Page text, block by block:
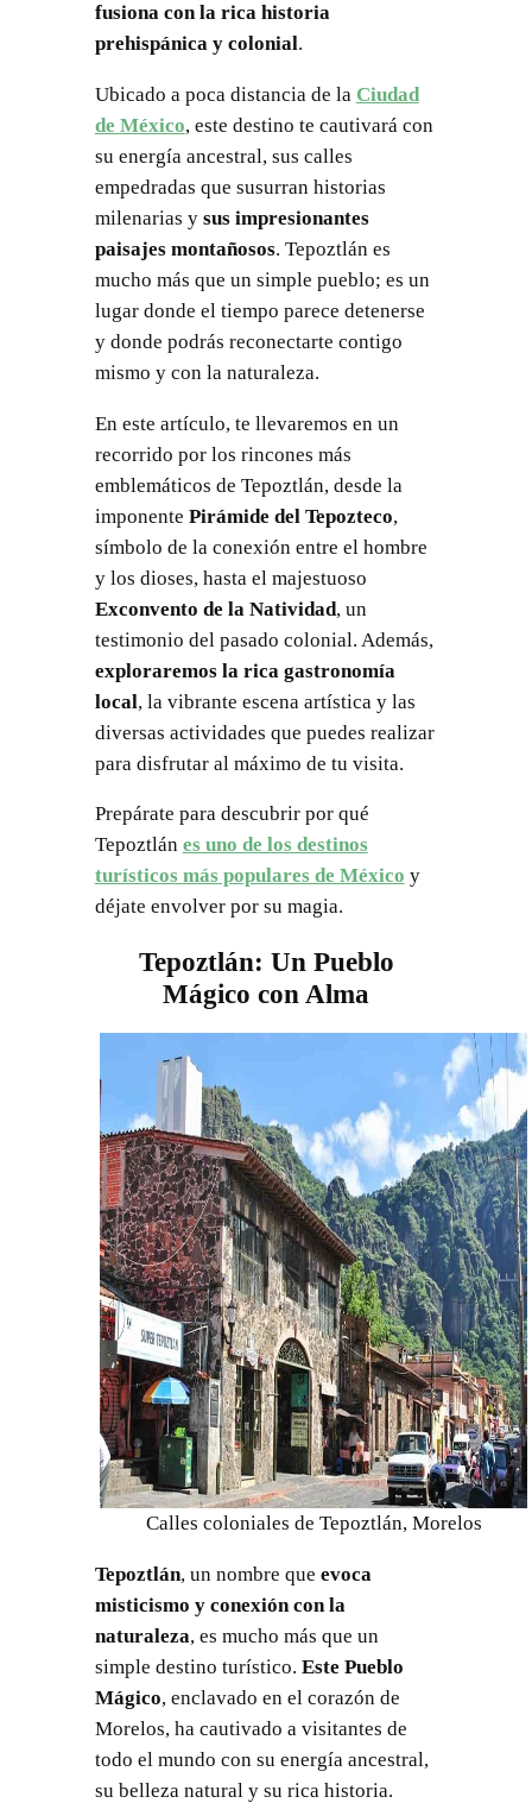
fusiona con la rica historia
prehispánica y colonial.
Ubicado a poca distancia de la Ciudad
de México, este destino te cautivará con
su energía ancestral, sus calles
empedradas que susurran historias
milenarias y sus impresionantes
paisajes montañosos. Tepoztlán es
mucho más que un simple pueblo; es un
lugar donde el tiempo parece detenerse
y donde podrás reconectarte contigo
mismo y con la naturaleza.
En este artículo, te llevaremos en un
recorrido por los rincones más
emblemáticos de Tepoztlán, desde la
imponente Pirámide del Tepozteco,
símbolo de la conexión entre el hombre
y los dioses, hasta el majestuoso
Exconvento de la Natividad, un
testimonio del pasado colonial. Además,
exploraremos la rica gastronomía
local, la vibrante escena artística y las
diversas actividades que puedes realizar
para disfrutar al máximo de tu visita.
Prepárate para descubrir por qué
Tepoztlán es uno de los destinos
turísticos más populares de México y
déjate envolver por su magia.
Tepoztlán: Un Pueblo
Mágico con Alma
Calles coloniales de Tepoztlán, Morelos
Tepoztlán, un nombre que evoca
misticismo y conexión con la
naturaleza, es mucho más que un
simple destino turístico. Este Pueblo
Mágico, enclavado en el corazón de
Morelos, ha cautivado a visitantes de
todo el mundo con su energía ancestral,
su belleza natural y su rica historia.